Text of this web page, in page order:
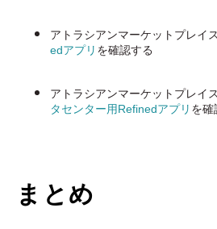
アトラシアンマーケットプレイ
edアプリ を確認する
アトラシアンマーケットプレイ
タセンター用Refinedアプリ を確
まとめ